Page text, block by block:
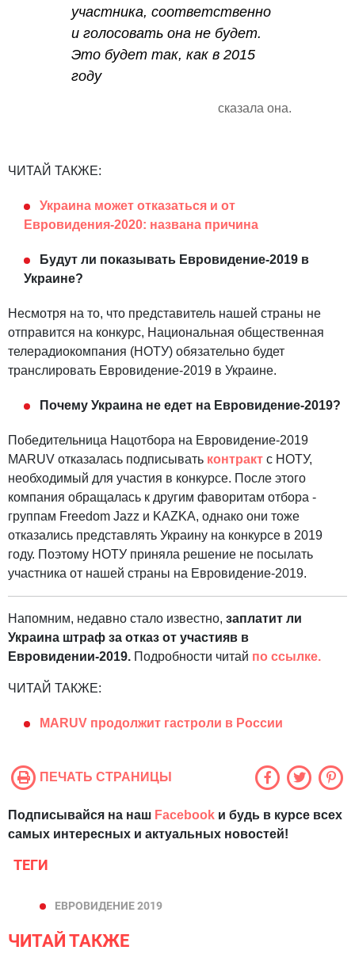
участника, соответственно
и голосовать она не будет.
Это будет так, как в 2015
году
сказала она.
ЧИТАЙ ТАКЖЕ:
Украина может отказаться и от
Евровидения-2020: названа причина
Будут ли показывать Евровидение-2019 в
Украине?
Несмотря на то, что представитель нашей страны не
отправится на конкурс, Национальная общественная
телерадиокомпания (НОТУ) обязательно будет
транслировать Евровидение-2019 в Украине.
Почему Украина не едет на Евровидение-2019?
Победительница Нацотбора на Евровидение-2019
MARUV отказалась подписывать контракт с НОТУ,
необходимый для участия в конкурсе. После этого
компания обращалась к другим фаворитам отбора -
группам Freedom Jazz и KAZKA, однако они тоже
отказались представлять Украину на конкурсе в 2019
году. Поэтому НОТУ приняла решение не посылать
участника от нашей страны на Евровидение-2019.
Напомним, недавно стало известно, заплатит ли
Украина штраф за отказ от участияв в
Евровидении-2019. Подробности читай по ссылке.
ЧИТАЙ ТАКЖЕ:
MARUV продолжит гастроли в России
ПЕЧАТЬ СТРАНИЦЫ
Подписывайся на наш Facebook и будь в курсе всех
самых интересных и актуальных новостей!
ТЕГИ
ЕВРОВИДЕНИЕ 2019
ЧИТАЙ ТАКЖЕ